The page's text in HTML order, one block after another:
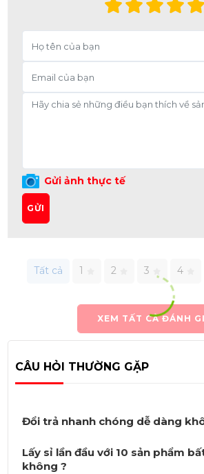
Gửi ảnh thực tế
GỬI
Tất cả 1 2 3 4
XEM TẤT CẢ ĐÁNH
CÂU HỎI THƯỜNG GẶP
Đổi trả nhanh chóng dễ dàng
Lấy sỉ lần đầu với 10 sản phẩm
không ?